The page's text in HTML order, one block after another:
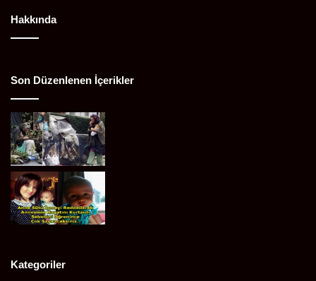
Hakkında
Son Düzenlenen İçerikler
Kategoriler